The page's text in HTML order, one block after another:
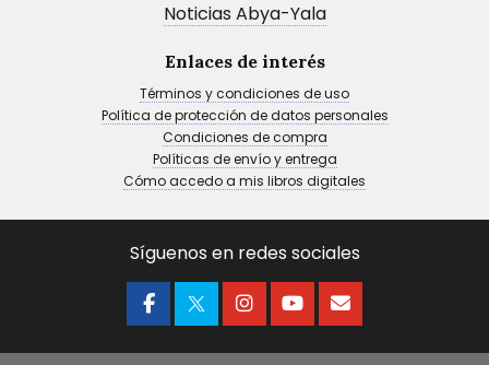
Noticias Abya-Yala
Enlaces de interés
Términos y condiciones de uso
Política de protección de datos personales
Condiciones de compra
Políticas de envío y entrega
Cómo accedo a mis libros digitales
Síguenos en redes sociales